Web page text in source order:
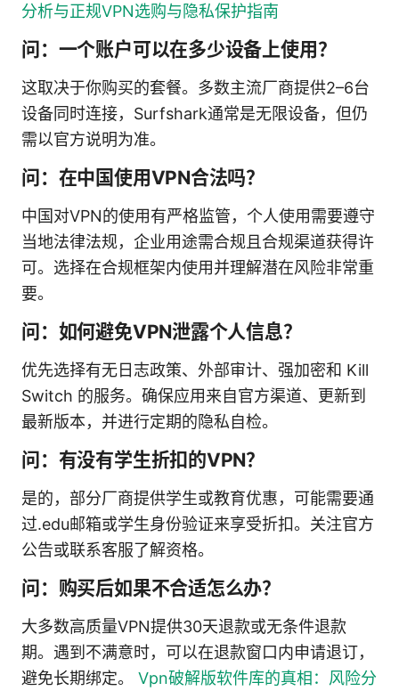
分析与正规VPN选购与隐私保护指南
问：一个账户可以在多少设备上使用？
这取决于你购买的套餐。多数主流厂商提供2–6台
设备同时连接，Surfshark通常是无限设备，但仍
需以官方说明为准。
问：在中国使用VPN合法吗？
中国对VPN的使用有严格监管，个人使用需要遵守
当地法律法规，企业用途需合规且合规渠道获得许
可。选择在合规框架内使用并理解潜在风险非常重
要。
问：如何避免VPN泄露个人信息？
优先选择有无日志政策、外部审计、强加密和 Kill
Switch 的服务。确保应用来自官方渠道、更新到
最新版本，并进行定期的隐私自检。
问：有没有学生折扣的VPN？
是的，部分厂商提供学生或教育优惠，可能需要通
过.edu邮箱或学生身份验证来享受折扣。关注官方
公告或联系客服了解资格。
问：购买后如果不合适怎么办？
大多数高质量VPN提供30天退款或无条件退款
期。遇到不满意时，可以在退款窗口内申请退订，
避免长期绑定。 Vpn破解版软件库的真相：风险分